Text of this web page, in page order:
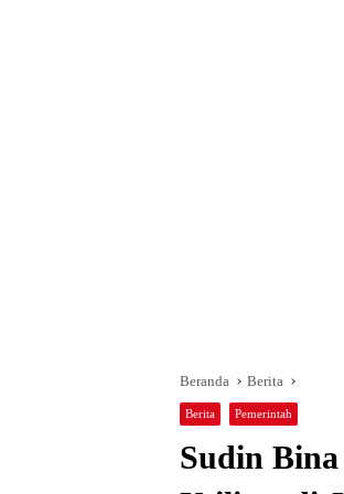
Beranda Berita
Berita Pemerintah
Sudin